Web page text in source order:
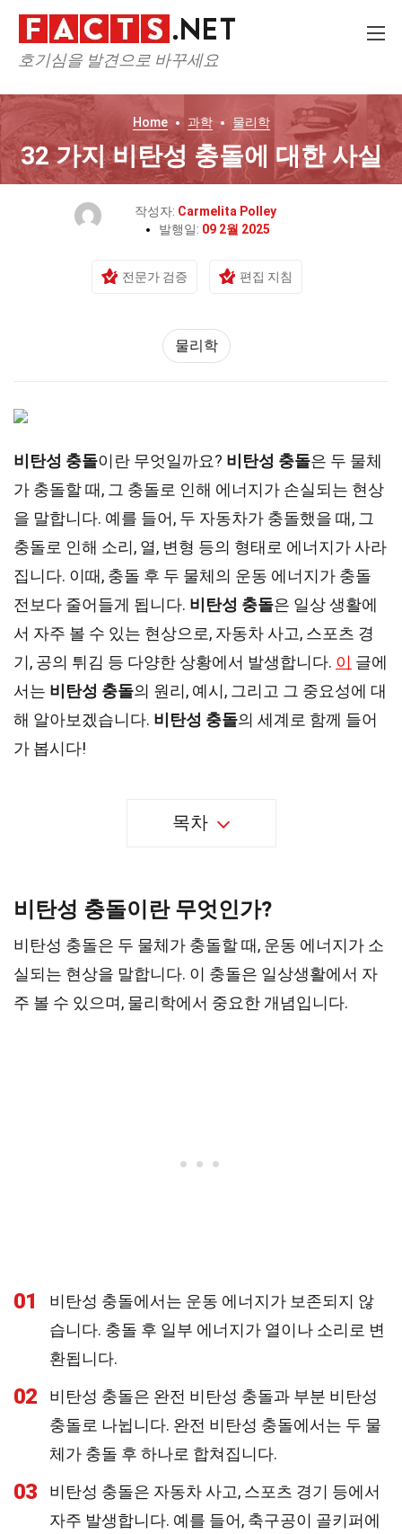
호기심을 발견으로 바꾸세요
Home 과학 물리학
32 가지 비탄성 충돌에 대한 사실
작성자: Carmelita Polley
발행일: 09 2월 2025
전문가 검증 편집 지침
물리학
비탄성 충돌이란 무엇일까요? 비탄성 충돌은 두 물체
가 충돌할 때, 그 충돌로 인해 에너지가 손실되는 현상
을 말합니다. 예를 들어, 두 자동차가 충돌했을 때, 그
충돌로 인해 소리, 열, 변형 등의 형태로 에너지가 사라
집니다. 이때, 충돌 후 두 물체의 운동 에너지가 충돌
전보다 줄어들게 됩니다. 비탄성 충돌은 일상 생활에
서 자주 볼 수 있는 현상으로, 자동차 사고, 스포츠 경
기, 공의 튀김 등 다양한 상황에서 발생합니다. 이 글에
서는 비탄성 충돌의 원리, 예시, 그리고 그 중요성에 대
해 알아보겠습니다. 비탄성 충돌의 세계로 함께 들어
가 봅시다!
목차
비탄성 충돌이란 무엇인가?
비탄성 충돌은 두 물체가 충돌할 때, 운동 에너지가 소
실되는 현상을 말합니다. 이 충돌은 일상생활에서 자
주 볼 수 있으며, 물리학에서 중요한 개념입니다.
01
비탄성 충돌에서는 운동 에너지가 보존되지 않
습니다. 충돌 후 일부 에너지가 열이나 소리로 변
환됩니다.
02
비탄성 충돌은 완전 비탄성 충돌과 부분 비탄성
충돌로 나뉩니다. 완전 비탄성 충돌에서는 두 물
체가 충돌 후 하나로 합쳐집니다.
03
비탄성 충돌은 자동차 사고, 스포츠 경기 등에서
자주 발생합니다. 예를 들어, 축구공이 골키퍼에